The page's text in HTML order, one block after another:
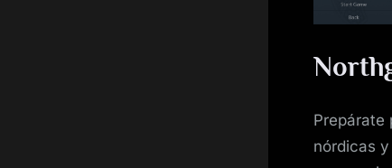
Prepárate
nórdicas